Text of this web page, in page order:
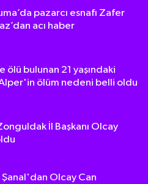
pazarcı esnafı Zafer
acı haber
ölü bulunan 21 yaşındaki
Alper'in ölüm nedeni belli oldu
İl Başkanı Olcay
Şanal'dan Olcay Can